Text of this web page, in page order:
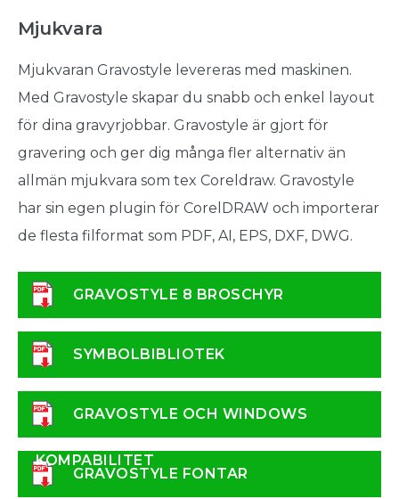
Mjukvara
Mjukvaran Gravostyle levereras med maskinen.
Med Gravostyle skapar du snabb och enkel layout
för dina gravyrjobbar. Gravostyle är gjort för
gravering och ger dig många fler alternativ än
allmän mjukvara som tex Coreldraw. Gravostyle
har sin egen plugin för CorelDRAW och importerar
de flesta filformat som PDF, AI, EPS, DXF, DWG.
GRAVOSTYLE 8 BROSCHYR
SYMBOLBIBLIOTEK
GRAVOSTYLE OCH WINDOWS
KOMPABILITET
GRAVOSTYLE FONTAR